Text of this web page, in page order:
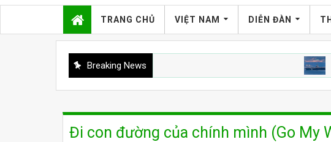
TRANG CHỦ VIỆT NAM DIỄN ĐÀN
Breaking News CSVN
Đi con đường của chính mình (Go My